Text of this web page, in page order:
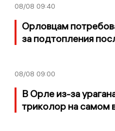
08/08 09:40
Орловцам
за подтопления
08/08 09:00
В Орле из-за
триколор на самом